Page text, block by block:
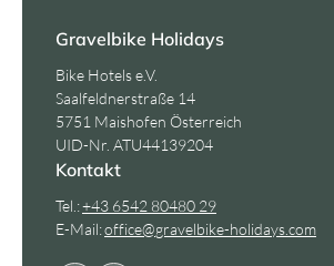
Gravelbike Holidays
Bike Hotels e.V.
Saalfeldnerstraße 14
5751 Maishofen Österreich
UID-Nr. ATU44139204
Kontakt
Tel.:+43 6542 80480 29
E-Mail:office@gravelbike-holidays.com